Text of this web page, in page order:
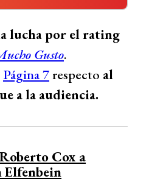
en la Mañana, se
por Mega.
acerque a la
y enriquecimiento
valorando la
sin sacrificar
lucha por el rating
Gusto.
Página 7respecto al
a la audiencia.
Cox a
Elfenbein